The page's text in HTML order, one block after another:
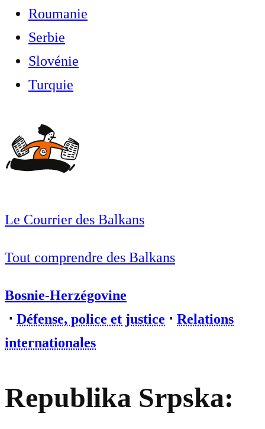
Roumanie
Serbie
Slovénie
Turquie
Le Courrier des Balkans
Tout comprendre des Balkans
Bosnie-Herzégovine
⋅ Défense, police et justice ⋅ Relations
internationales
Republika Srpska: